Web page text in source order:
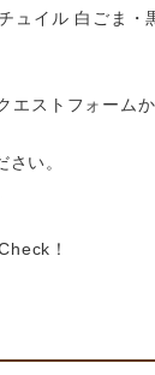
ュイル 白ごま
エストフォーム
い。
！